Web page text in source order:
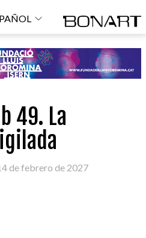
49. La
de febrero de 2027